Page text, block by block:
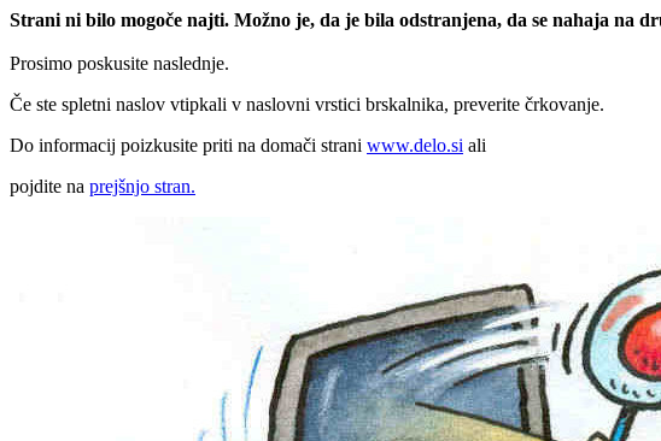
Strani ni bilo mogoče najti. Možno je, da je bila odstranjena, da se nahaja na
Prosimo poskusite naslednje.
Če ste spletni naslov vtipkali v naslovni vrstici brskalnika, preverite črkovanje.
Do informacij poizkusite priti na domači strani www.delo.si ali
pojdite na prejšnjo stran.